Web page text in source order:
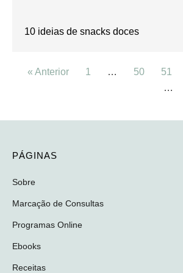
10 ideias de snacks doces
« Anterior 1 … 50 51
…
PÁGINAS
Sobre
Marcação de Consultas
Programas Online
Ebooks
Receitas